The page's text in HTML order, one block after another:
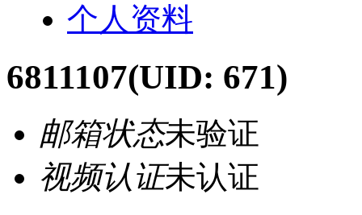
个人资料
6811107(UID: 671)
邮箱状态未验证
视频认证未认证